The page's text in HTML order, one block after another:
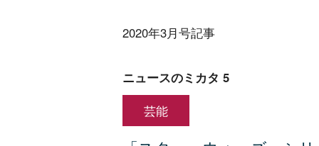
2020年3月号記事
ニュースのミカタ 5
芸能